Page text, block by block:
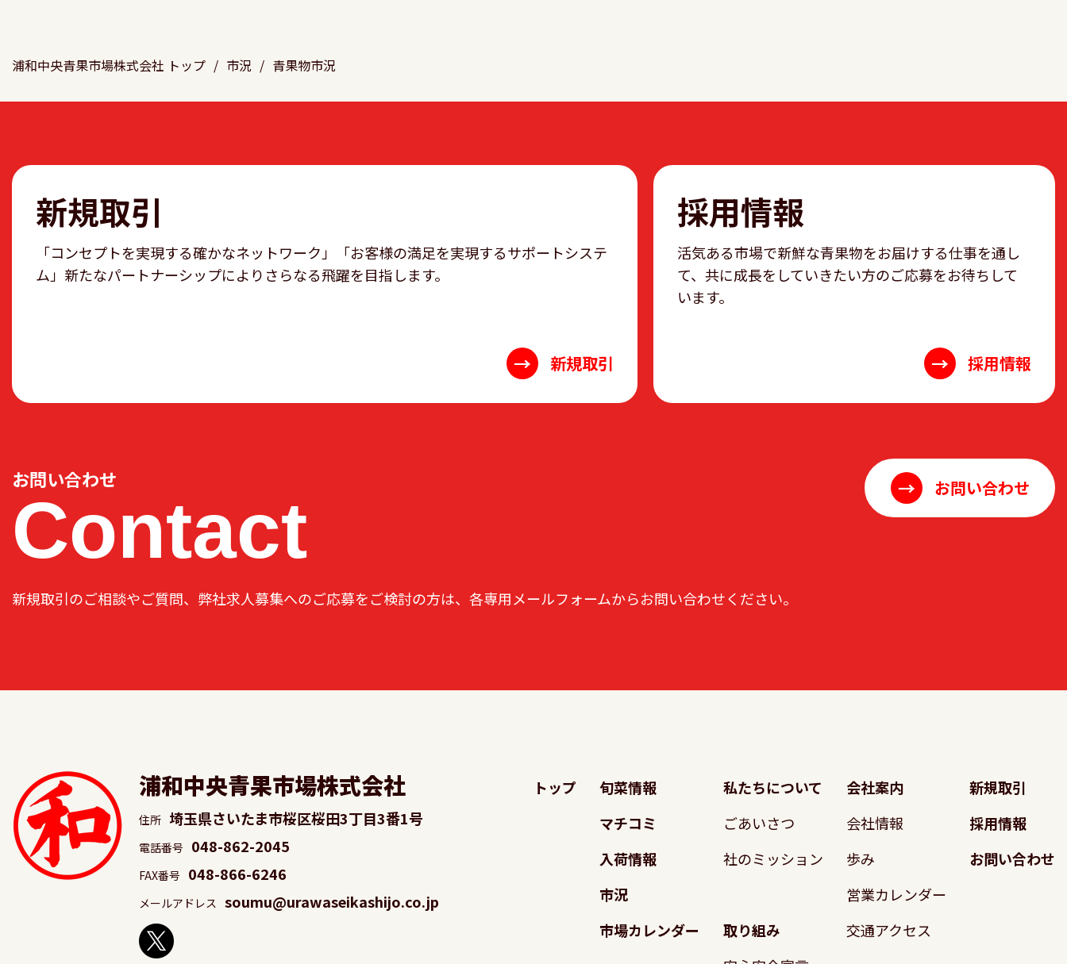
浦和中央青果市場株式会社 トップ / 市況 / 青果物市況
新規取引
「コンセプトを実現する確かなネットワーク」「お客様の満足を実現するサポートシステ
ム」新たなパートナーシップによりさらなる飛躍を目指します。
→ 新規取引
採用情報
活気ある市場で新鮮な青果物をお届けする仕事を通し
て、共に成長をしていきたい方のご応募をお待ちして
います。
→ 採用情報
お問い合わせ
Contact → お問い合わせ
新規取引のご相談やご質問、弊社求人募集へのご応募をご検討の方は、各専用メールフォームからお問い合わせください。
浦和中央青果市場株式会社
住所 埼玉県さいたま市桜区桜田3丁目3番1号
電話番号 048-862-2045
FAX番号 048-866-6246
メールアドレス soumu@urawaseikashijo.co.jp
トップ
旬菜情報
マチコミ
入荷情報
市況
市場カレンダー
私たちについて
ごあいさつ
社のミッション
取り組み
会社案内
会社情報
歩み
営業カレンダー
交通アクセス
新規取引
採用情報
お問い合わせ